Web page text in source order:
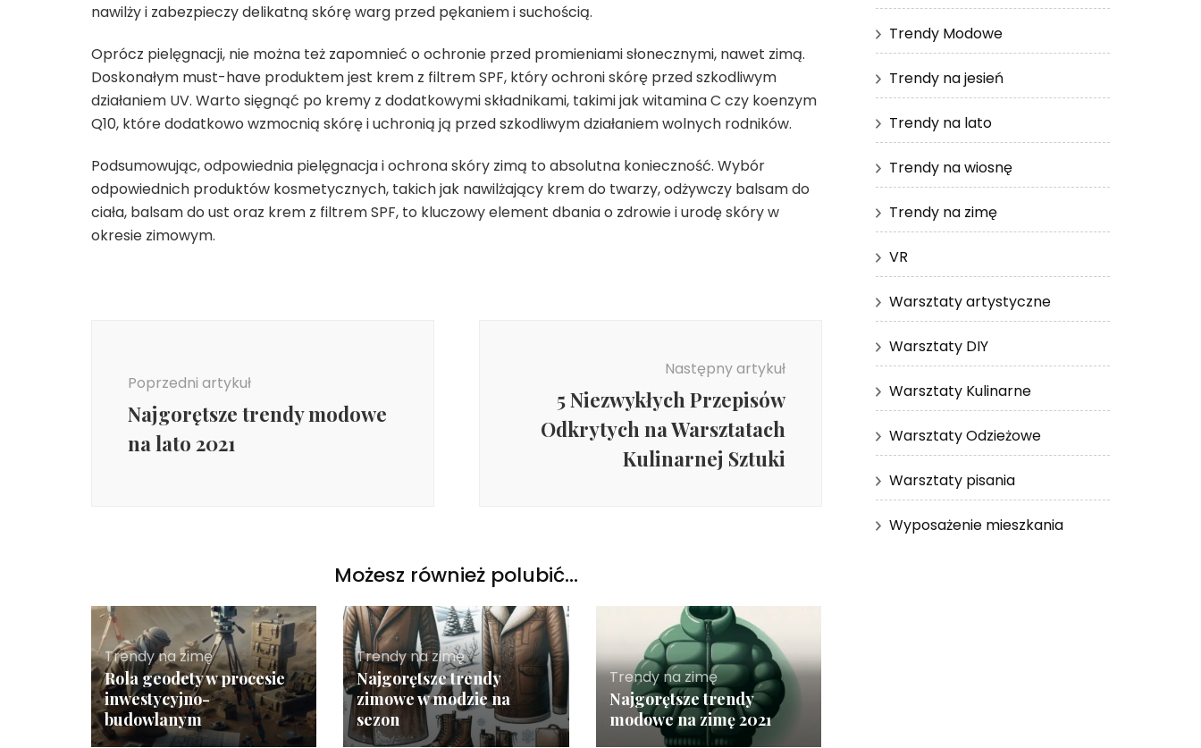
nawilży i zabezpieczy delikatną skórę warg przed pękaniem i suchością.
Oprócz pielęgnacji, nie można też zapomnieć o ochronie przed promieniami słonecznymi, nawet zimą.
Doskonałym must-have produktem jest krem z filtrem SPF, który ochroni skórę przed szkodliwym
działaniem UV. Warto sięgnąć po kremy z dodatkowymi składnikami, takimi jak witamina C czy koenzym
Q10, które dodatkowo wzmocnią skórę i uchronią ją przed szkodliwym działaniem wolnych rodników.
Podsumowując, odpowiednia pielęgnacja i ochrona skóry zimą to absolutna konieczność. Wybór
odpowiednich produktów kosmetycznych, takich jak nawilżający krem do twarzy, odżywczy balsam do
ciała, balsam do ust oraz krem z filtrem SPF, to kluczowy element dbania o zdrowie i urodę skóry w
okresie zimowym.
Poprzedni artykuł
Najgorętsze trendy modowe
na lato 2021
Następny artykuł
5 Niezwykłych Przepisów
Odkrytych na Warsztatach
Kulinarnej Sztuki
Możesz również polubić…
Trendy na zimę
Rola geodety w procesie
inwestycyjno-
budowlanym
Trendy na zimę
Najgorętsze trendy
zimowe w modzie na
sezon
Trendy na zimę
Najgorętsze trendy
modowe na zimę 2021
Trendy Modowe
Trendy na jesień
Trendy na lato
Trendy na wiosnę
Trendy na zimę
VR
Warsztaty artystyczne
Warsztaty DIY
Warsztaty Kulinarne
Warsztaty Odzieżowe
Warsztaty pisania
Wyposażenie mieszkania